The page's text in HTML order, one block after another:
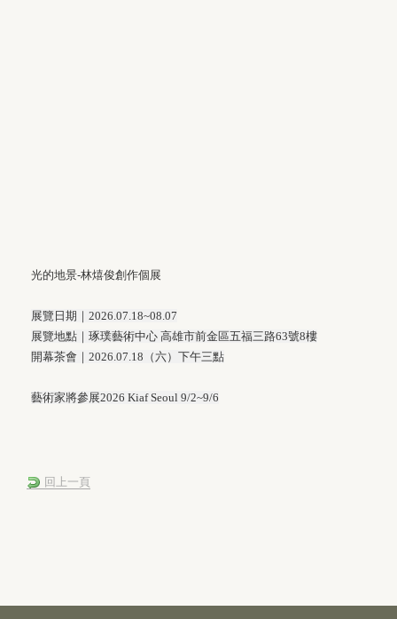
光的地景-林熺俊創作個展
展覽日期｜2026.07.18~08.07
展覽地點｜琢璞藝術中心 高雄市前金區五福三路63號8樓
開幕茶會｜2026.07.18（六）下午三點
藝術家將參展2026 Kiaf Seoul 9/2~9/6
回上一頁